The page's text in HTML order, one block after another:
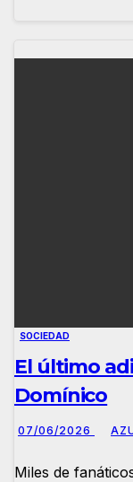
SOCIEDAD
El último
Domínico
07/06/2026
Miles de